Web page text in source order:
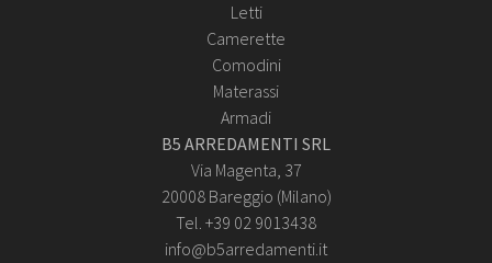
Letti
Camerette
Comodini
Materassi
Armadi
B5 ARREDAMENTI SRL
Via Magenta, 37
20008 Bareggio (Milano)
Tel. +39 02 9013438
info@b5arredamenti.it